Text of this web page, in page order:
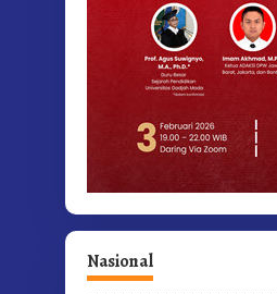
Nasional